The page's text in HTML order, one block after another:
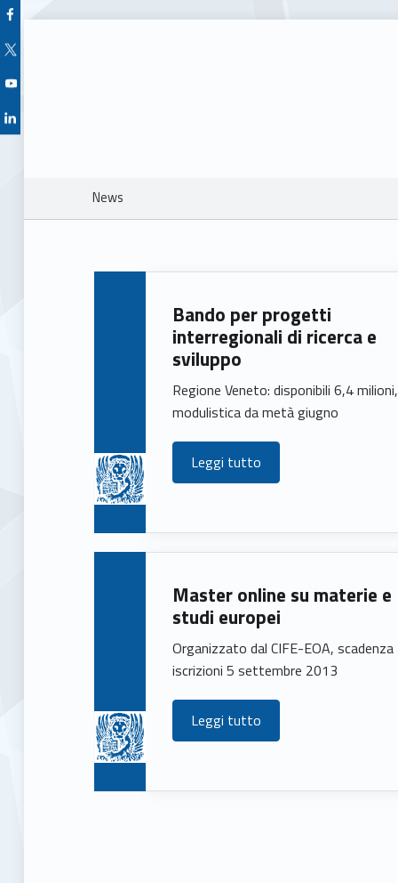
Facebook Unioncamere Veneto
Twitter Unioncamere Veneto
Youtube Unioncamere Veneto
Linkedin Unioncamere Veneto
Breadcrumbs navigation
News
Bando per progetti
interregionali di ricerca e
sviluppo
Regione Veneto: disponibili 6,4 milioni,
modulistica da metà giugno
Leggi tutto
Master online su materie e
studi europei
Organizzato dal CIFE-EOA, scadenza
iscrizioni 5 settembre 2013
Leggi tutto